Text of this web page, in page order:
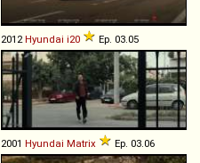
2012Hyundai i20 Ep. 03.05
2001 Hyundai Matrix Ep. 03.06